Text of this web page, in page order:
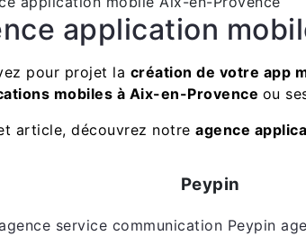
application
pour projet la création de votre app
mobiles à Aix-en-Provence ou
article, découvrez notre agence
Peypin
service communication Peypin